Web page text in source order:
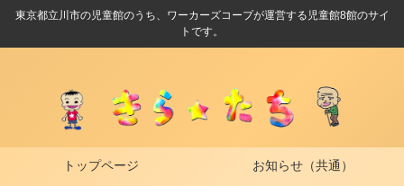
東京都立川市の児童館のうち、ワーカーズコープが運営する児童館8館のサイ
トです。
トップページ お知らせ（共通）